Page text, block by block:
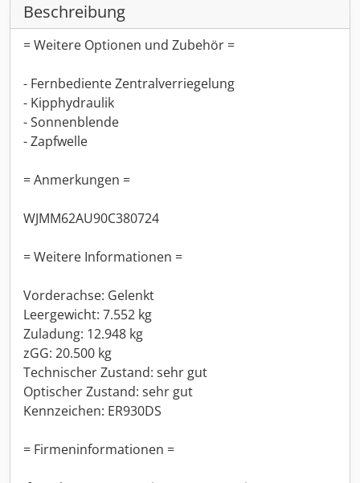
Beschreibung
= Weitere Optionen und Zubehör =
- Fernbediente Zentralverriegelung
- Kipphydraulik
- Sonnenblende
- Zapfwelle
= Anmerkungen =
WJMM62AU90C380724
= Weitere Informationen =
Vorderachse: Gelenkt
Leergewicht: 7.552 kg
Zuladung: 12.948 kg
zGG: 20.500 kg
Technischer Zustand: sehr gut
Optischer Zustand: sehr gut
Kennzeichen: ER930DS
= Firmeninformationen =